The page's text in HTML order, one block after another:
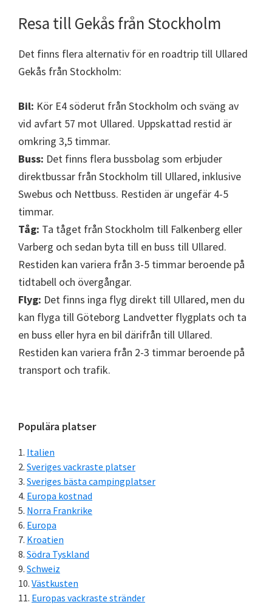
Resa till Gekås från Stockholm
Det finns flera alternativ för en roadtrip till Ullared
Gekås från Stockholm:
Bil: Kör E4 söderut från Stockholm och sväng av
vid avfart 57 mot Ullared. Uppskattad restid är
omkring 3,5 timmar.
Buss: Det finns flera bussbolag som erbjuder
direktbussar från Stockholm till Ullared, inklusive
Swebus och Nettbuss. Restiden är ungefär 4-5
timmar.
Tåg: Ta tåget från Stockholm till Falkenberg eller
Varberg och sedan byta till en buss till Ullared.
Restiden kan variera från 3-5 timmar beroende på
tidtabell och övergångar.
Flyg: Det finns inga flyg direkt till Ullared, men du
kan flyga till Göteborg Landvetter flygplats och ta
en buss eller hyra en bil därifrån till Ullared.
Restiden kan variera från 2-3 timmar beroende på
transport och trafik.
Primärt
sidofält
Populära platser
Italien
Sveriges vackraste platser
Sveriges bästa campingplatser
Europa kostnad
Norra Frankrike
Europa
Kroatien
Södra Tyskland
Schweiz
Västkusten
Europas vackraste stränder